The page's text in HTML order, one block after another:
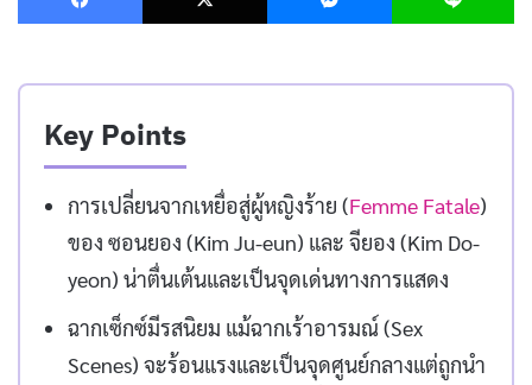
Key Points
การเปลี่ยนจากเหยื่อสู่ผู้หญิงร้าย (Femme Fatale)
ของ ซอนยอง (Kim Ju-eun) และ จียอง (Kim Do-
yeon) น่าตื่นเต้นและเป็นจุดเด่นทางการแสดง
ฉากเซ็กซ์มีรสนิยม แม้ฉากเร้าอารมณ์ (Sex
Scenes) จะร้อนแรงและเป็นจุดศูนย์กลางแต่ถูกนำ